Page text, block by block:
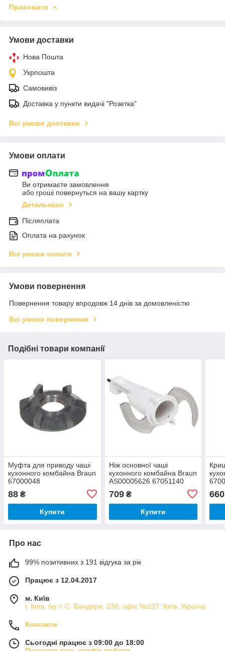
Приховати
Умови доставки
Нова Пошта
Укрпошта
Самовивіз
Доставка у пункти видачі "Розетка"
Всі умови доставки
Умови оплати
Ви отримаєте замовлення
або гроші повернуться на вашу картку
Детальніше
Післяплата
Оплата на рахунок
Всі умови оплати
Умови повернення
Повернення товару впродовж 14 днів за домовленістю
Всі умови повернення
Подібні товари компанії
Муфта для приводу чаші
кухонного комбайна Braun
67000048
88 ₴
Купити
Ніж основної чаші
кухонного комбайна Braun
AS00005626 67051140
709₴
Купити
660
Про нас
99% позитивних з 191 відгука за рік
Працює з 12.04.2017
м. Київ
г. Київ, пр-т. С. Бандери, 23б, офіс №107, Київ, Україна
Контакти
Сьогодні працює з 09:00 до 18:00